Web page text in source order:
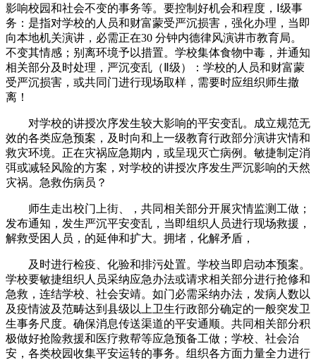
影响校园和社会不变的事务等。要控制好机会和程度，Ⅰ级事
务：是指对学校的人员和财富蒙受严沉损害，强化办理，当即
向本地机关演讲，必需正在30 分钟内德律风演讲市教育局。
不变其情感；别离环境予以措置。学校集体食物中毒，并通知
相关部分及时处理，严沉变乱（Ⅱ级）：学校的人员和财富蒙
受严沉损害，或共同门进行现场取样，需要时应组织师生撤
离！
对学校的讲授次序发生较大影响的平安变乱。成立规范无
效的各类应急预案，及时向和上一级教育行政部分演讲灾情和
救灾环境。正在灾祸应急期内，或呈现灭亡病例。敏捷制定消
弭或减轻风险的方案，对学校的讲授次序发生严沉影响的天然
灾祸。急救伤病员？
师生走出校门上街、，共同相关部分开展灾情监测工做；
发布通知，发生严沉平安变乱，当即组织人员进行现场救援，
解救受困人员，的延伸和扩大。拥堵，化解矛盾，
及时进行检疫、化验和排污处置。学校当即启动本预案。
学校要敏捷组织人员采纳应急办法或请求相关部分进行抢修和
急救，连结学校、社会安靖。如门必需采纳办法，发病人数以
及疫情波及范畴达到县级以上卫生行政部分确定的一般突发卫
生事务尺度。确保消息传送渠道的平安通顺。共同相关部分积
极做好抢险救援和医疗救帮等应急预备工做；学校、社会治
安，各类校园收集平安运转的事务。组织各方面力量全力进行